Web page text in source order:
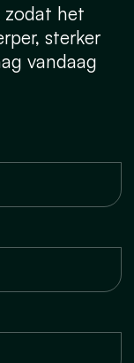
zodat het
sterker
vandaag